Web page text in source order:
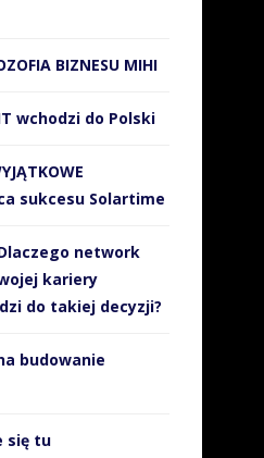
BIZNESU MIHI
wchodzi do Polski
sukcesu Solartime
Dlaczego network
kariery
do takiej decyzji?
budowanie
się tu